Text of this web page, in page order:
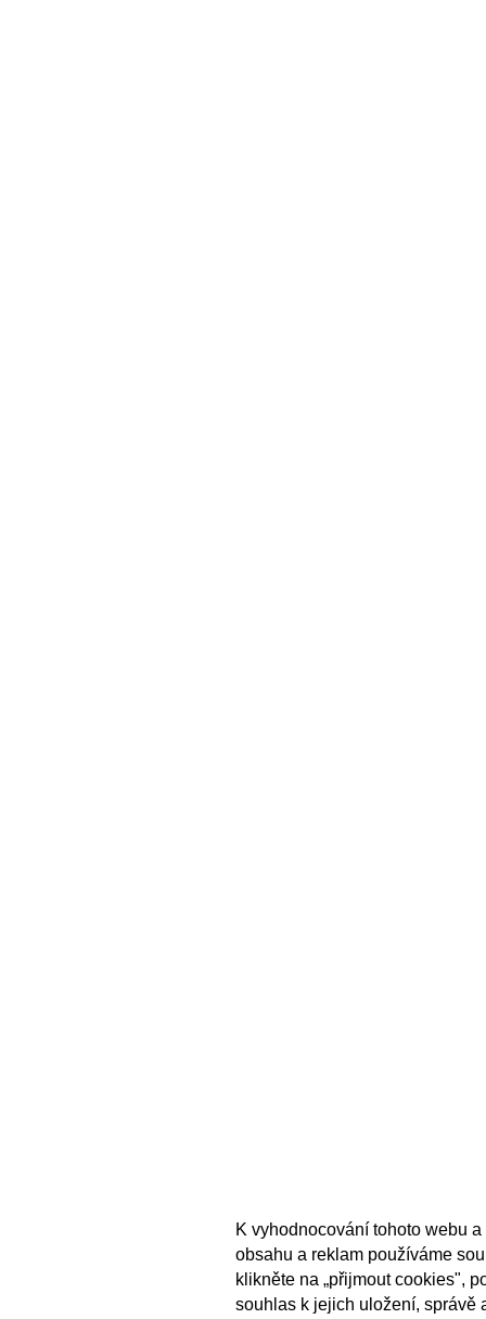
K vyhodnocování tohoto webu
obsahu a reklam používáme
klikněte na „přijmout cookies",
souhlas k jejich uložení, správě